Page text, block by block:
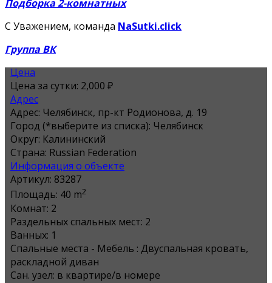
Подборка 2-комнатных
С Уважением, команда NaSutki.click
Группа ВК
Цена
Цена за сутки: 2,000 ₽
Адрес
Адрес: Челябинск, пр-кт Родионова, д. 19
Город (*выберите из списка): Челябинск
Округ: Калининский
Страна: Russian Federation
Информация о объекте
Артикул: 83287
Площадь: 40 m2
Комнат: 2
Раздельных спальных мест: 2
Ванных: 1
Спальные места - Мебель : Двуспальная кровать,
раскладной диван
Сан. узел: в квартире/в номере